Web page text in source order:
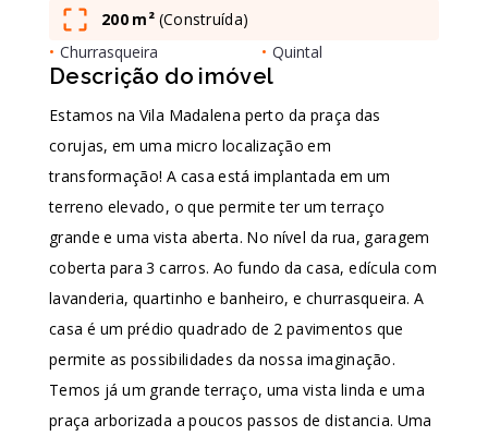
200 m² (Construída)
• Churrasqueira • Quintal
Descrição do imóvel
Estamos na Vila Madalena perto da praça das
corujas, em uma micro localização em
transformação! A casa está implantada em um
terreno elevado, o que permite ter um terraço
grande e uma vista aberta. No nível da rua, garagem
coberta para 3 carros. Ao fundo da casa, edícula com
lavanderia, quartinho e banheiro, e churrasqueira. A
casa é um prédio quadrado de 2 pavimentos que
permite as possibilidades da nossa imaginação.
Temos já um grande terraço, uma vista linda e uma
praça arborizada a poucos passos de distancia. Uma